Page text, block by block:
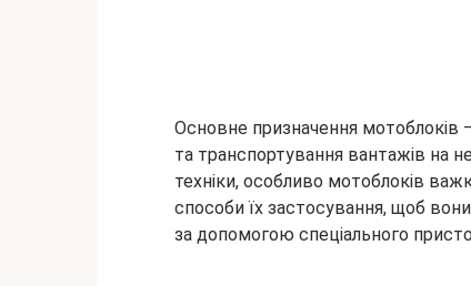
Основне призначення
та транспортування вантажів на
техніки, особливо мотоблоків
способи їх застосування, щоб
за допомогою спеціального